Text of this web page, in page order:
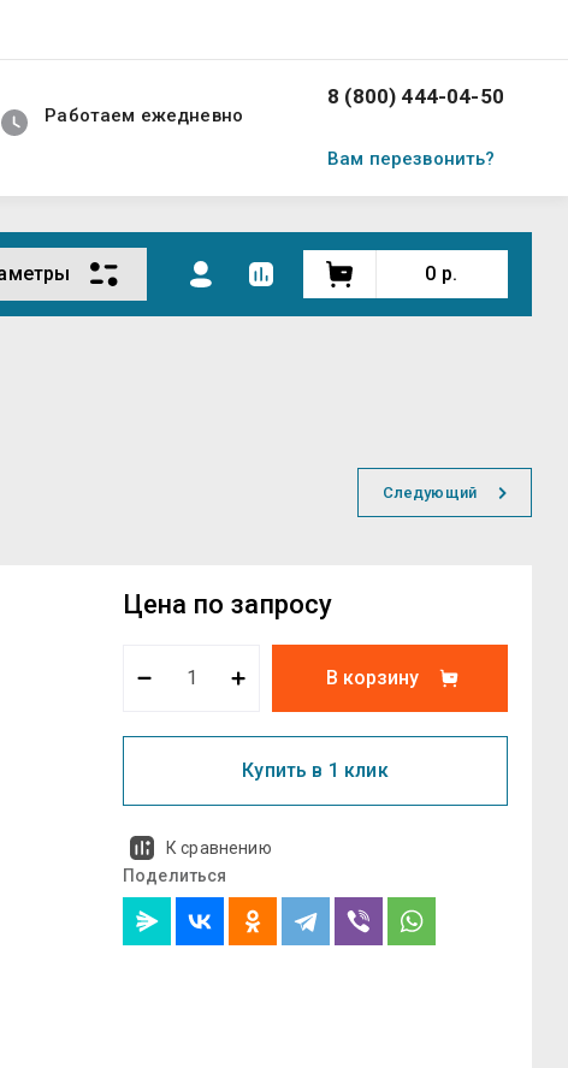
Работаем ежедневно
8 (800) 444-04-50
Вам перезвонить?
0 р.
Следующий
Цена по запросу
В корзину
Купить в 1 клик
К сравнению
Поделиться